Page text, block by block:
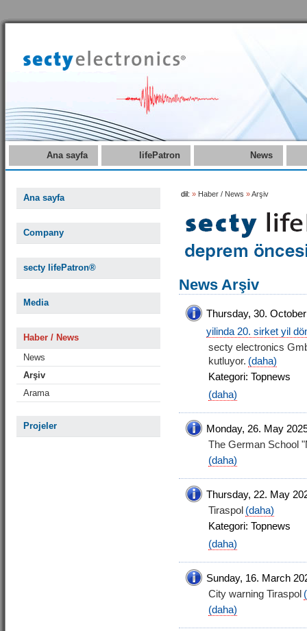
Ana sayfa lifePatron News
Ana sayfa
Company
secty lifePatron®
Media
Haber / News
News
Arşiv
Arama
Projeler
dil: » Haber / News »Arşiv
News Arşiv
Thursday, 30.
yilinda 20. sirket yil
secty electronics
kutluyor. (daha)
Kategori: Topnews
(daha)
Monday, 26. May
The German School
(daha)
Thursday, 22. May
Tiraspol (daha)
Kategori: Topnews
(daha)
Sunday, 16. March
City warning Tiraspol
(daha)